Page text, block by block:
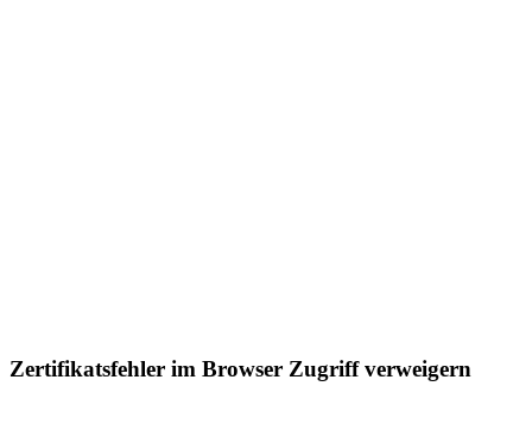
Zertifikatsfehler im Browser Zugriff verweigern